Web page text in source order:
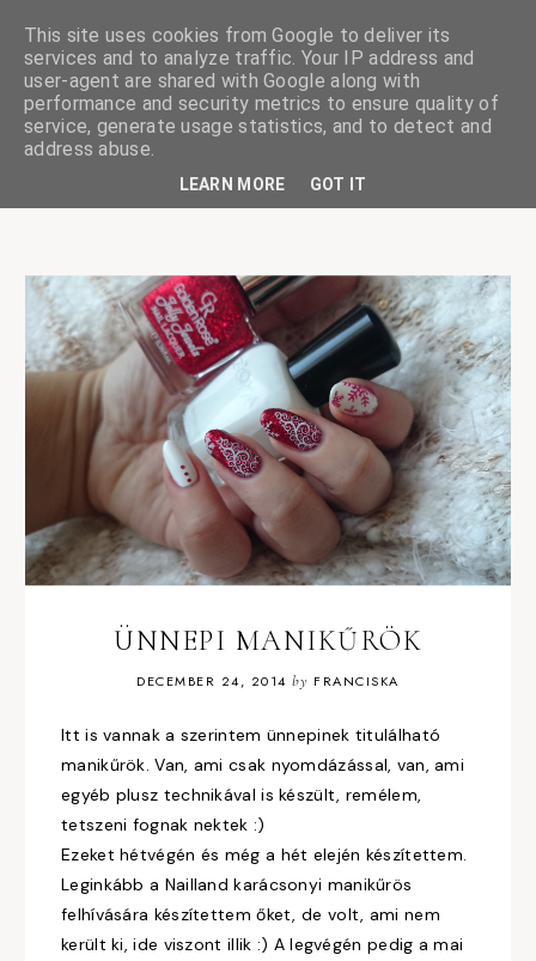
ciskaságok
ÜNNEPI MANIKŰRÖK
DECEMBER 24, 2014 by FRANCISKA
Itt is vannak a szerintem ünnepinek titulálható
manikűrök. Van, ami csak nyomdázással, van, ami
egyéb plusz technikával is készült, remélem,
tetszeni fognak nektek :)
Ezeket hétvégén és még a hét elején készítettem.
Leginkább a Nailland karácsonyi manikűrös
felhívására készítettem őket, de volt, ami nem
került ki, ide viszont illik :) A legvégén pedig a mai
This site uses cookies from Google to deliver its
services and to analyze traffic. Your IP address and
user-agent are shared with Google along with
performance and security metrics to ensure quality of
service, generate usage statistics, and to detect and
address abuse.
LEARN MORE GOT IT